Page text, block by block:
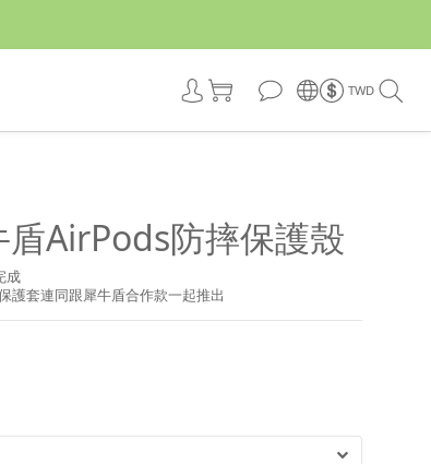
TWD
AirPods防摔保護殼
成
護套連同跟犀牛盾合作款一起推出